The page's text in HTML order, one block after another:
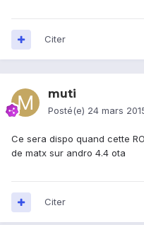
Citer
muti
Posté(e) 24 mars
Ce sera dispo quand cette
de matx sur andro 4.4 ota
Citer